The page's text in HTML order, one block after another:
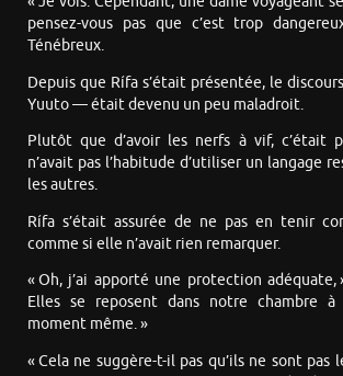
pensez-vous pas que c’est trop
Ténébreux.
Depuis que Rífa s’était présentée, le
Yuuto — était devenu un peu maladroit.
Plutôt que d’avoir les nerfs à vif, c’était
n’avait pas l’habitude d’utiliser un langage
les autres.
Rífa s’était assurée de ne pas en tenir
comme si elle n’avait rien remarquer.
« Oh, j’ai apporté une protection adéquate,
Elles se reposent dans notre chambre à
moment même. »
« Cela ne suggère-t-il pas qu’ils ne sont pas